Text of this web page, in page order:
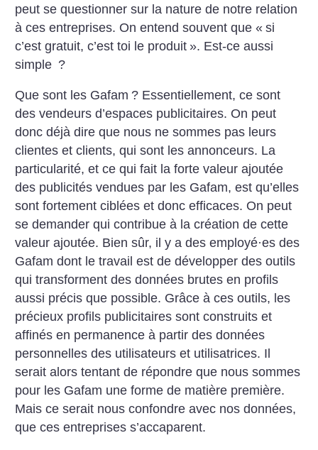
peut se questionner sur la nature de notre relation
à ces entreprises. On entend souvent que « si
c’est gratuit, c’est toi le produit ». Est-ce aussi
simple ?
Que sont les Gafam ? Essentiellement, ce sont
des vendeurs d’espaces publicitaires. On peut
donc déjà dire que nous ne sommes pas leurs
clientes et clients, qui sont les annonceurs. La
particularité, et ce qui fait la forte valeur ajoutée
des publicités vendues par les Gafam, est qu’elles
sont fortement ciblées et donc efficaces. On peut
se demander qui contribue à la création de cette
valeur ajoutée. Bien sûr, il y a des employé·es des
Gafam dont le travail est de développer des outils
qui transforment des données brutes en profils
aussi précis que possible. Grâce à ces outils, les
précieux profils publicitaires sont construits et
affinés en permanence à partir des données
personnelles des utilisateurs et utilisatrices. Il
serait alors tentant de répondre que nous sommes
pour les Gafam une forme de matière première.
Mais ce serait nous confondre avec nos données,
que ces entreprises s’accaparent.